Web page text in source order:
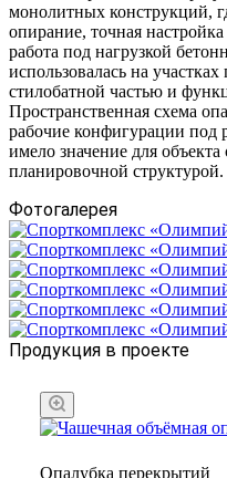
монолитных конструкций,
опирание, точная
работа под нагрузкой
использовалась на
стилобатной частью и
Пространственная схема
рабочие конфигурации под
имело значение для
планировочной структурой.
Фотогалерея
Продукция в проекте
Опалубка перекрытий